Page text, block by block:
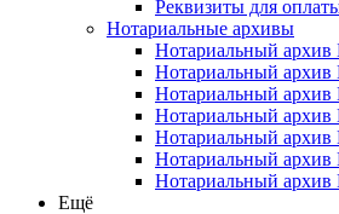
Реквизиты для
Нотариальные архивы
Нотариальный архив
Нотариальный архив
Нотариальный архив
Нотариальный архив
Нотариальный архив
Нотариальный архив
Нотариальный архив
Ещё